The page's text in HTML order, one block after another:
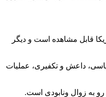
قابل مشاهده است و دیگر
سیاسی، داعش و تکفیری، عملیات
به زوال و‌نابودی است.